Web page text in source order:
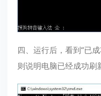
四、运行后，看到“已
则说明电脑已经成功刷